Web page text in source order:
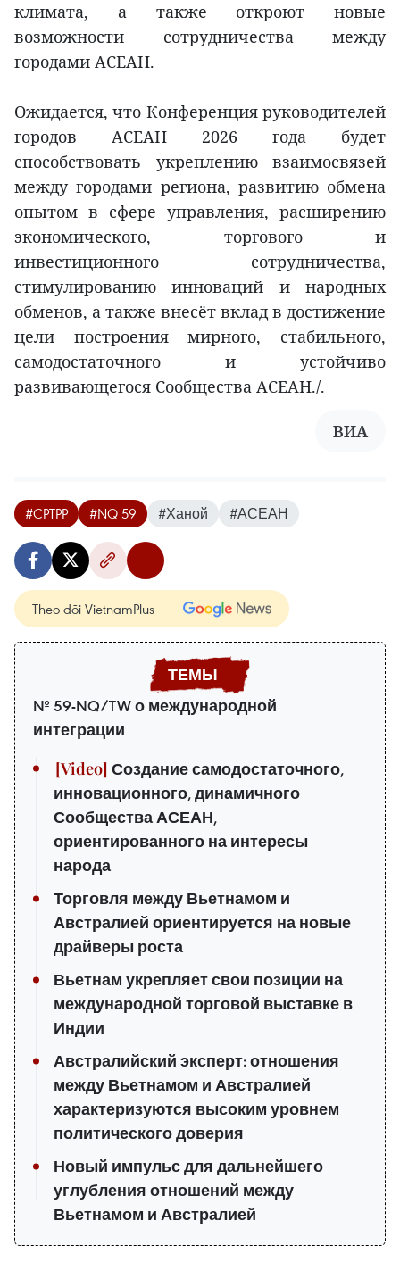
климата, а также откроют новые
возможности сотрудничества между
городами АСЕАН.
Ожидается, что Конференция руководителей
городов АСЕАН 2026 года будет
способствовать укреплению взаимосвязей
между городами региона, развитию обмена
опытом в сфере управления, расширению
экономического, торгового и
инвестиционного сотрудничества,
стимулированию инноваций и народных
обменов, а также внесёт вклад в достижение
цели построения мирного, стабильного,
самодостаточного и устойчиво
развивающегося Сообщества АСЕАН./.
ВИА
#CPTPP #NQ 59 #Ханой #АСЕАН
Theo dõi VietnamPlus
№ 59-NQ/TW о международной
интеграции
Создание самодостаточного,
инновационного, динамичного
Сообщества АСЕАН,
ориентированного на интересы
народа
Торговля между Вьетнамом и
Австралией ориентируется на новые
драйверы роста
Вьетнам укрепляет свои позиции на
международной торговой выставке в
Индии
Австралийский эксперт: отношения
между Вьетнамом и Австралией
характеризуются высоким уровнем
политического доверия
Новый импульс для дальнейшего
углубления отношений между
Вьетнамом и Австралией